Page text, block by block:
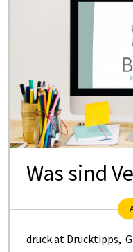
Was sind
druck.at Drucktipps,